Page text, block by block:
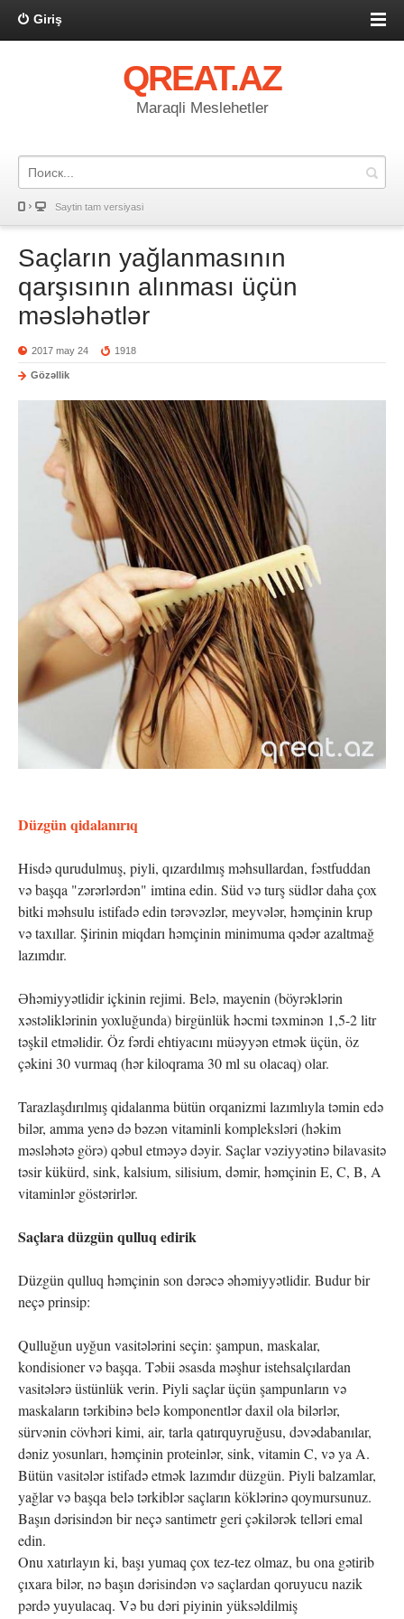
Giriş
QREAT.AZ
Maraqli Meslehetler
Saytin tam versiyasi
Saçların yağlanmasının
qarşısının alınması üçün
məsləhətlər
2017 may 24 1918
Gözəllik
Düzgün qidalanırıq
Hisdə qurudulmuş, piyli, qızardılmış məhsullardan, fəstfuddan
və başqa "zərərlərdən" imtina edin. Süd və turş südlər daha çox
bitki məhsulu istifadə edin tərəvəzlər, meyvələr, həmçinin krup
və taxıllar. Şirinin miqdarı həmçinin minimuma qədər azaltmağ
lazımdır.
Əhəmiyyətlidir içkinin rejimi. Belə, mayenin (böyrəklərin
xəstəliklərinin yoxluğunda) birgünlük həcmi təxminən 1,5-2 litr
təşkil etməlidir. Öz fərdi ehtiyacını müəyyən etmək üçün, öz
çəkini 30 vurmaq (hər kiloqrama 30 ml su olacaq) olar.
Tarazlaşdırılmış qidalanma bütün orqanizmi lazımlıyla təmin edə
bilər, amma yenə də bəzən vitaminli kompleksləri (həkim
məsləhətə görə) qəbul etməyə dəyir. Saçlar vəziyyətinə bilavasitə
təsir kükürd, sink, kalsium, silisium, dəmir, həmçinin E, C, B, A
vitaminlər göstərirlər.
Saçlara düzgün qulluq edirik
Düzgün qulluq həmçinin son dərəcə əhəmiyyətlidir. Budur bir
neçə prinsip:
Qulluğun uyğun vasitələrini seçin: şampun, maskalar,
kondisioner və başqa. Təbii əsasda məşhur istehsalçılardan
vasitələrə üstünlük verin. Piyli saçlar üçün şampunların və
maskaların tərkibinə belə komponentlər daxil ola bilərlər,
sürvənin cövhəri kimi, air, tarla qatırquyruğusu, dəvədabanılar,
dəniz yosunları, həmçinin proteinlər, sink, vitamin C, və ya A.
Bütün vasitələr istifadə etmək lazımdır düzgün. Piyli balzamlar,
yağlar və başqa belə tərkiblər saçların köklərinə qoymursunuz.
Başın dərisindən bir neçə santimetr geri çəkilərək telləri emal
edin.
Onu xatırlayın ki, başı yumaq çox tez-tez olmaz, bu ona gətirib
çıxara bilər, nə başın dərisindən və saçlardan qoruyucu nazik
pərdə yuyulacaq. Və bu dəri piyinin yüksəldilmiş